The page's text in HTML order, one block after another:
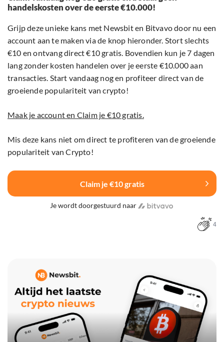
handelskosten over de eerste €10.000!
Grijp deze unieke kans met Newsbit en Bitvavo door nu een
account aan te maken via de knop hieronder. Stort slechts
€10 en ontvang direct €10 gratis. Bovendien kun je 7 dagen
lang zonder kosten handelen over je eerste €10.000 aan
transacties. Start vandaag nog en profiteer direct van de
groeiende populariteit van crypto!
Maak je account en Claim je €10 gratis.
Mis deze kans niet om direct te profiteren van de groeiende
populariteit van Crypto!
Claim je €10 gratis
Je wordt doorgestuurd naar
4